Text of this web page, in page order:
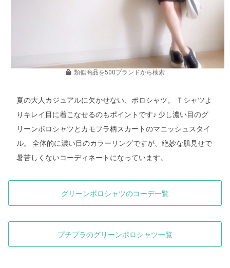
類似商品を500ブランドから検索
夏の大人カジュアルに欠かせない、ポロシャツ。 Ｔシャツよ
りキレイ目に着こなせるのもポイントです♪ 少し濃い目のグ
リーンポロシャツとカモフラ柄スカートのマニッシュスタイ
ル。 全体的に濃い目のカラーリングですが、絶妙な肌見せで
暑苦しくないコーディネートになっています。
グリーンポロシャツのコーデ一覧
プチプラのグリーンポロシャツ一覧